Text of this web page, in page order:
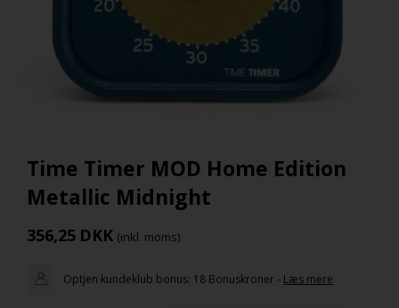
Time Timer MOD Home Edition
Metallic Midnight
356,25 DKK (inkl. moms)
Optjen kundeklub bonus: 18 Bonuskroner - Læs mere